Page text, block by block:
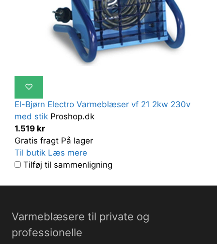
♡
El-Bjørn Electro Varmeblæser vf 21 2kw 230v
med stik Proshop.dk
1.519 kr
Gratis fragt På lager
Til butik Læs mere
Tilføj til sammenligning
Varmeblæsere til private og
professionelle